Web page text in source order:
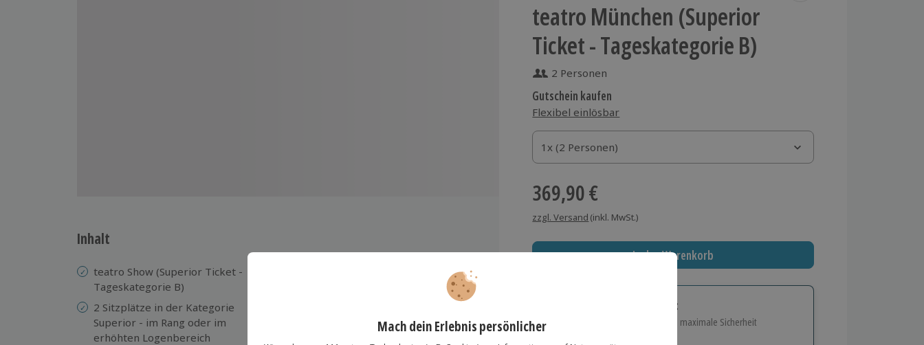
teatro München (Superior
Ticket - Tageskategorie B)
2 Personen
Gutschein kaufen
Flexibel einlösbar
1x (2 Personen)
1x (2 Personen)
1x (2 Personen)
369,90 €
zzgl. Versand (inkl. MwSt.)
In den Warenkorb
Immer das richtige Geschenk:
Große Auswahl, volle Flexibilität und maximale Sicherheit
Inhalt
teatro Show (Superior Ticket -
Tageskategorie B)
2 Sitzplätze in der Kategorie
Superior - im Rang oder im
erhöhten Logenbereich
Sichteinschränkung durch Zeltsäulen